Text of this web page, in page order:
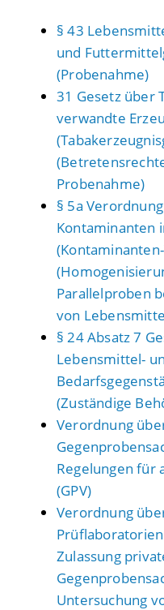
§ 43
und
(Probenahme)
31 Gesetz über
verwandte
Probenahme)
§ 5a
Kontaminanten
Parallelproben
von
§ 24 Absatz 7
Lebensmittel-
(Zuständige
Verordnung
Regelungen für
(GPV)
Verordnung
Zulassung
Untersuchung